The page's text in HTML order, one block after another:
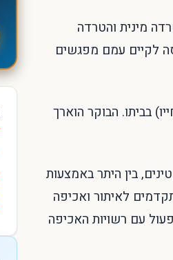
מינית והטרדה
לקיים עמם מפגשים
היחידה המרכזית של מחוז ירושלים עצרו את החשוד במעשה (בשנות ה-30 לחייו) בביתו. הבוקר הוארך
בין היתר באמצעות
לאיתור ואכיפה
עם רשויות האכיפה